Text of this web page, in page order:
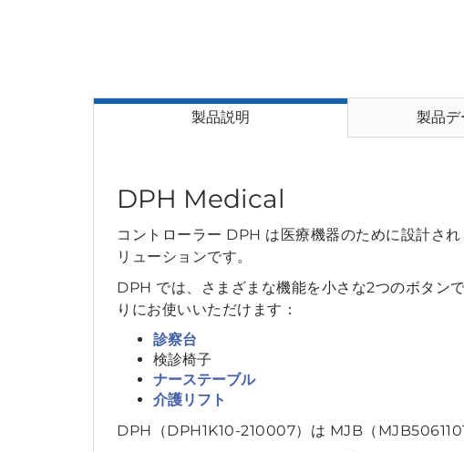
製品説明 製品デ
DPH Medical
コントローラー DPH は医療機器のために設計さ
リューションです。
DPH では、さまざまな機能を小さな2つのボタン
りにお使いいただけます：
診察台
検診椅子
ナーステーブル
介護リフト
DPH（DPH1K10-210007）は MJB（